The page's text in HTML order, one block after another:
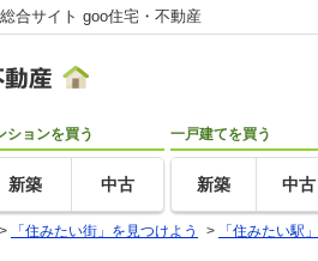
合サイト goo住宅・不動産
ションを買う
新築 中古
一戸建てを買う
新築 中古
> 「住みたい街」を見つけよう > 「住みたい駅